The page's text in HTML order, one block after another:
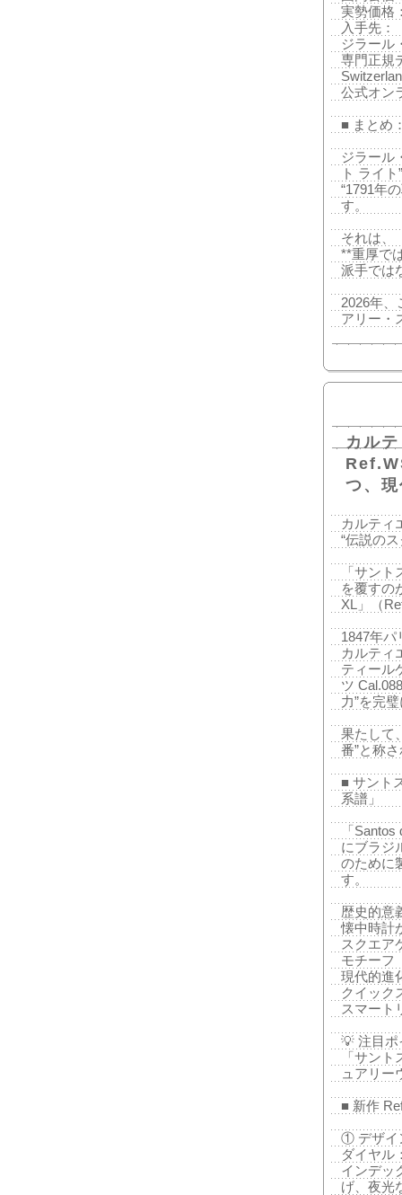
実勢価格
入手先：
ジラール
専門正規
公式オン
■ まとめ
ジラール
ト ライ
“1791年
す。
それは、
**重厚で
派手では
2026年、
アリー・
カル
つ、
カルティ
“伝説の
「サン
を覆すの
XL」（
1847年パ
カルティ
ティール
ツ
力”を完
果たして
番”と称
■ サント
系譜」
「
にブラジ
のために
す。
歴史的意
懐中時計
スクエア
モチーフ
現代的進
クイック
スマート
💡 注目ポ
「サン
ュアリ
■ 新作
① デザイ
ダイヤル
インデッ
げ、夜光